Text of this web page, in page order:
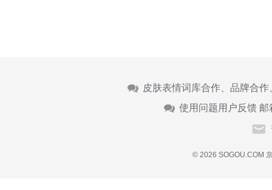
皮肤表情词库合作、品牌合
使用问题用户反馈 邮
© 2026 SOGOU.COM